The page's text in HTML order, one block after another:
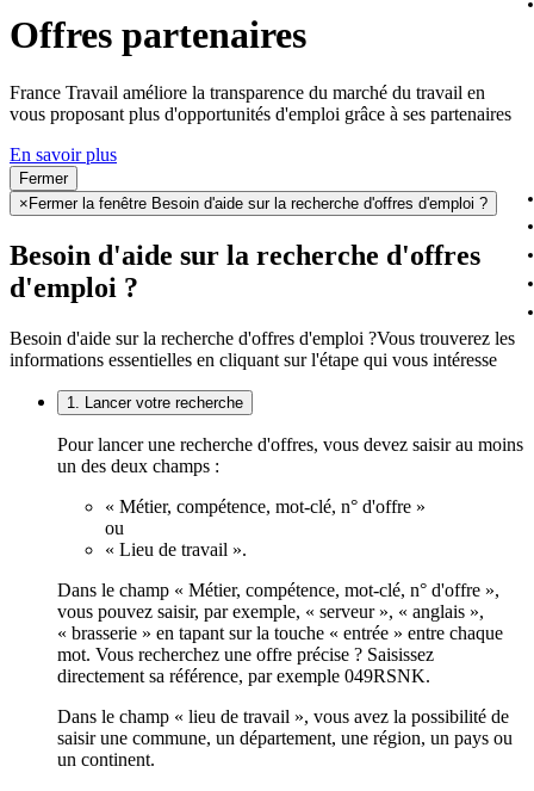
Offres partenaires
France Travail améliore la transparence du marché du travail en
vous proposant plus d'opportunités d'emploi grâce à ses partenaires
En savoir plus
Fermer
× Fermer la fenêtre Besoin d'aide sur la recherche d'offres d'emploi ?
Besoin d'aide sur la recherche d'offres
d'emploi ?
Besoin d'aide sur la recherche d'offres d'emploi ?Vous trouverez les
informations essentielles en cliquant sur l'étape qui vous intéresse
1. Lancer votre recherche
Pour lancer une recherche d'offres, vous devez saisir au moins
un des deux champs :
« Métier, compétence, mot-clé, n° d'offre »
ou
« Lieu de travail ».
Dans le champ « Métier, compétence, mot-clé, n° d'offre »,
vous pouvez saisir, par exemple, « serveur », « anglais »,
« brasserie » en tapant sur la touche « entrée » entre chaque
mot. Vous recherchez une offre précise ? Saisissez
directement sa référence, par exemple 049RSNK.
Dans le champ « lieu de travail », vous avez la possibilité de
saisir une commune, un département, une région, un pays ou
un continent.